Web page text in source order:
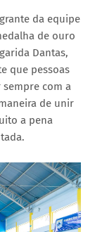
da equipe
de ouro
Dantas,
que pessoas
sempre com a
de unir
a pena